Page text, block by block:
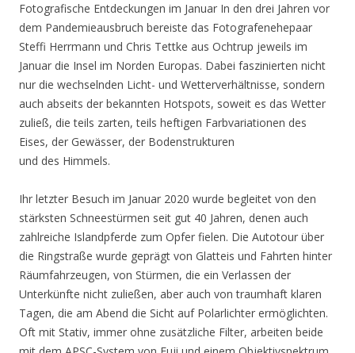
Fotografische Entdeckungen im Januar In den drei Jahren vor
dem Pandemieausbruch bereiste das Fotografenehepaar
Steffi Herrmann und Chris Tettke aus Ochtrup jeweils im
Januar die Insel im Norden Europas. Dabei faszinierten nicht
nur die wechselnden Licht- und Wetterverhältnisse, sondern
auch abseits der bekannten Hotspots, soweit es das Wetter
zuließ, die teils zarten, teils heftigen Farbvariationen des
Eises, der Gewässer, der Bodenstrukturen
und des Himmels.
Ihr letzter Besuch im Januar 2020 wurde begleitet von den
stärksten Schneestürmen seit gut 40 Jahren, denen auch
zahlreiche Islandpferde zum Opfer fielen. Die Autotour über
die Ringstraße wurde geprägt von Glatteis und Fahrten hinter
Räumfahrzeugen, von Stürmen, die ein Verlassen der
Unterkünfte nicht zuließen, aber auch von traumhaft klaren
Tagen, die am Abend die Sicht auf Polarlichter ermöglichten.
Oft mit Stativ, immer ohne zusätzliche Filter, arbeiten beide